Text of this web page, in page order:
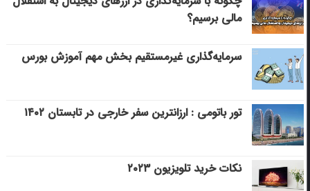
مالی برسیم؟
سرمایه‌گذاری غیرمستقیم بخش مهم آموزش بورس
تور باتومی : ارزانترین سفر خارجی در تابستان ۱۴۰۲
نکات خرید تلویزیون ۲۰۲۳